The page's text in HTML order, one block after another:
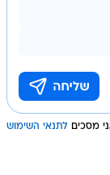
מסכים לתנאי השימוש